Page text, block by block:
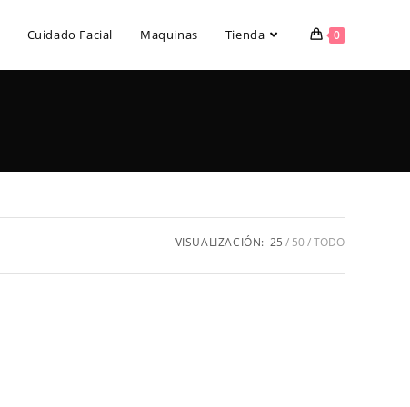
Cuidado Facial Maquinas Tienda 0
VISUALIZACIÓN: 25 50 TODO